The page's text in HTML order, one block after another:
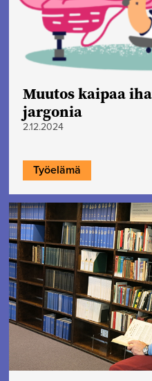
Muutos kaipaa
jargonia
2.12.2024
Työelämä